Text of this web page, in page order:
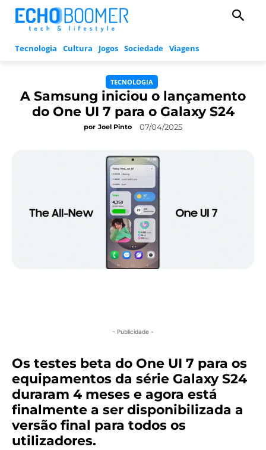
Tecnologia Cultura Jogos Sociedade Viagens
TECNOLOGIA
A Samsung iniciou o lançamento
do One UI 7 para o Galaxy S24
por Joel Pinto 07/04/2025
- Publicidade -
Os testes beta do One UI 7 para os
equipamentos da série Galaxy S24
duraram 4 meses e agora está
finalmente a ser disponibilizada a
versão final para todos os
utilizadores.